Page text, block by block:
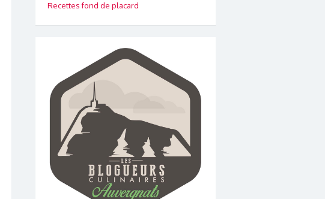
Recettes fond de placard